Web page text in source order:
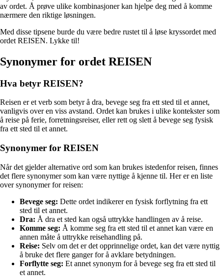
av ordet. Å prøve ulike kombinasjoner kan hjelpe deg med å komme
nærmere den riktige løsningen.
Med disse tipsene burde du være bedre rustet til å løse kryssordet med
ordet REISEN. Lykke til!
Synonymer for ordet REISEN
Hva betyr REISEN?
Reisen er et verb som betyr å dra, bevege seg fra ett sted til et annet,
vanligvis over en viss avstand. Ordet kan brukes i ulike kontekster som
å reise på ferie, forretningsreiser, eller rett og slett å bevege seg fysisk
fra ett sted til et annet.
Synonymer for REISEN
Når det gjelder alternative ord som kan brukes istedenfor reisen, finnes
det flere synonymer som kan være nyttige å kjenne til. Her er en liste
over synonymer for reisen:
Bevege seg: Dette ordet indikerer en fysisk forflytning fra ett
sted til et annet.
Dra: Å dra et sted kan også uttrykke handlingen av å reise.
Komme seg: Å komme seg fra ett sted til et annet kan være en
annen måte å uttrykke reisehandling på.
Reise: Selv om det er det opprinnelige ordet, kan det være nyttig
å bruke det flere ganger for å avklare betydningen.
Forflytte seg: Et annet synonym for å bevege seg fra ett sted til
et annet.